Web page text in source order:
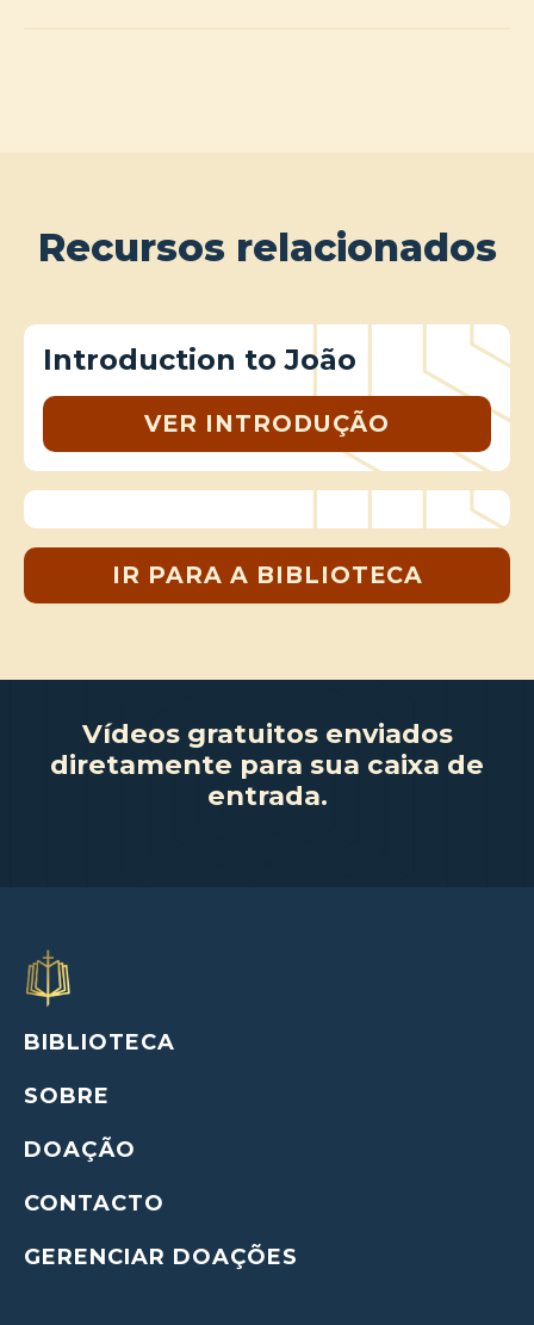
Recursos relacionados
Introduction to João
VER INTRODUÇÃO
IR PARA A BIBLIOTECA
Vídeos gratuitos enviados
diretamente para sua caixa de
entrada.
BIBLIOTECA
SOBRE
DOAÇÃO
CONTACTO
GERENCIAR DOAÇÕES